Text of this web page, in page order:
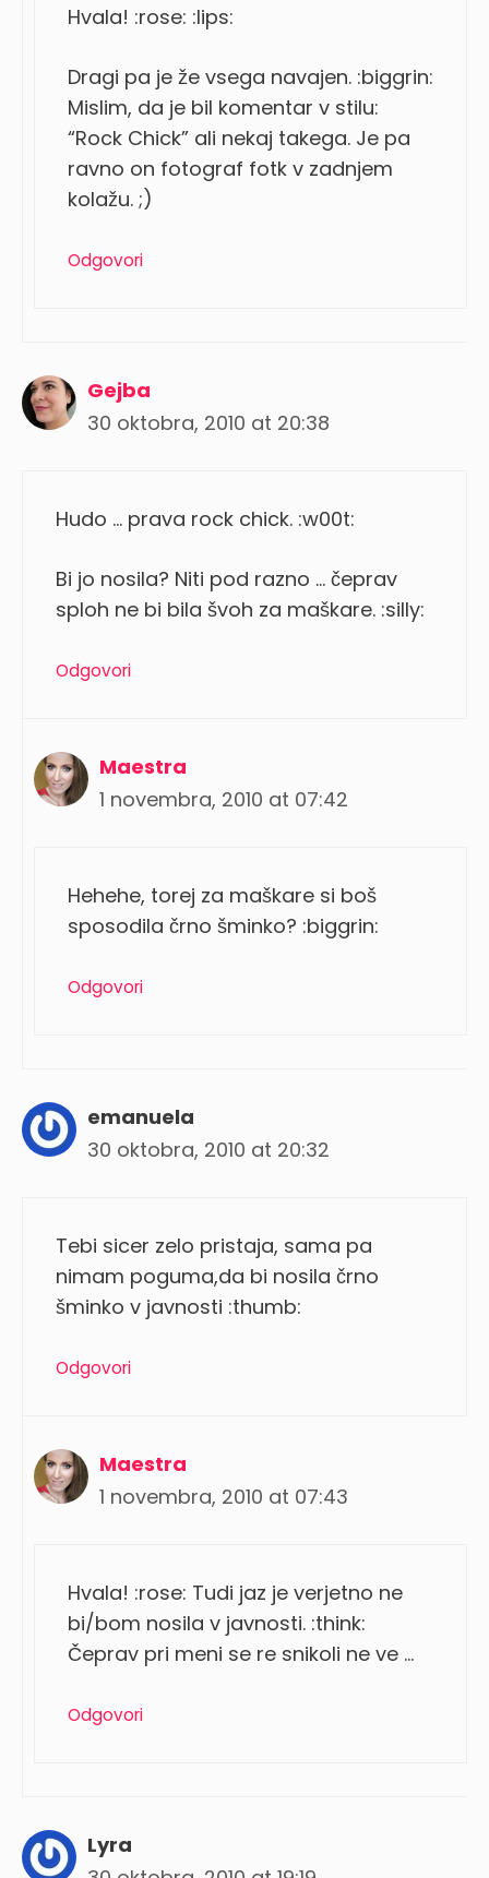
Hvala! :rose: :lips:
Dragi pa je že vsega navajen. :biggrin:
Mislim, da je bil komentar v stilu:
“Rock Chick” ali nekaj takega. Je pa
ravno on fotograf fotk v zadnjem
kolažu. ;)
Odgovori
Gejba
30 oktobra, 2010 at 20:38
Hudo … prava rock chick. :w00t:
Bi jo nosila? Niti pod razno … čeprav
sploh ne bi bila švoh za maškare. :silly:
Odgovori
Maestra
1 novembra, 2010 at 07:42
Hehehe, torej za maškare si boš
sposodila črno šminko? :biggrin:
Odgovori
emanuela
30 oktobra, 2010 at 20:32
Tebi sicer zelo pristaja, sama pa
nimam poguma,da bi nosila črno
šminko v javnosti :thumb:
Odgovori
Maestra
1 novembra, 2010 at 07:43
Hvala! :rose: Tudi jaz je verjetno ne
bi/bom nosila v javnosti. :think:
Čeprav pri meni se re snikoli ne ve …
Odgovori
Lyra